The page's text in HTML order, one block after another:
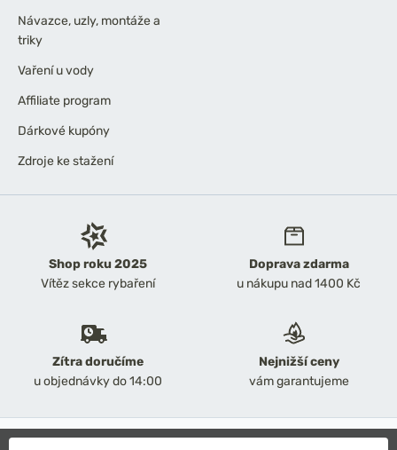
Shop roku 2025
Vítěz sekce rybaření
Doprava zdarma
u nákupu nad 1400 Kč
Zítra doručíme
u objednávky do 14:00
Nejnižší ceny
vám garantujeme
Návazce, uzly, montáže a
triky
Vaření u vody
Affiliate program
Dárkové kupóny
Zdroje ke stažení